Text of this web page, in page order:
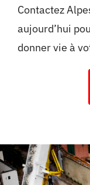
Contactez
aujourd’hui
donner vie à